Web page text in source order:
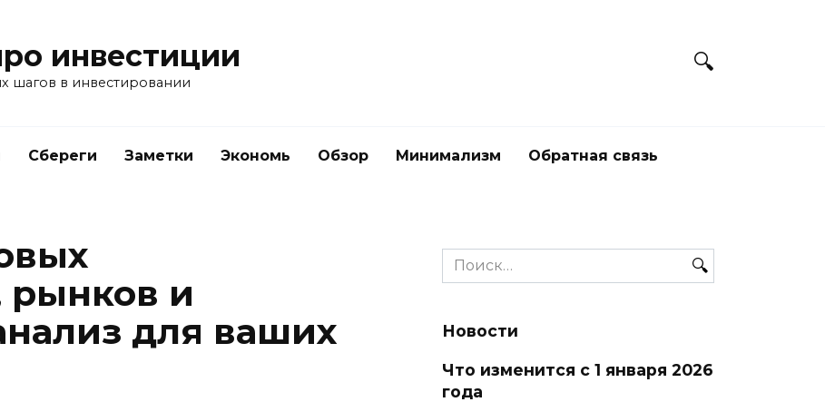
инвестиции
шагов в инвестировании
Сбереги Заметки Экономь Обзор Минимализм Обратная связь
рынков и
для ваших
Search
for:
Новости
Что изменится с 1 января 2026
года